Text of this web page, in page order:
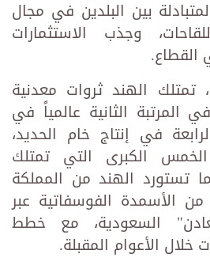
بين البلدين في مجال
وجذب الاستثمارات
القطاع.
الهند ثروات معدنية
المرتبة الثانية عالمياً في
في إنتاج خام الحديد،
الكبرى التي تمتلك
تستورد الهند من المملكة
من الأسمدة الفوسفاتية عبر
السعودية، مع خطط
خلال الأعوام المقبلة.